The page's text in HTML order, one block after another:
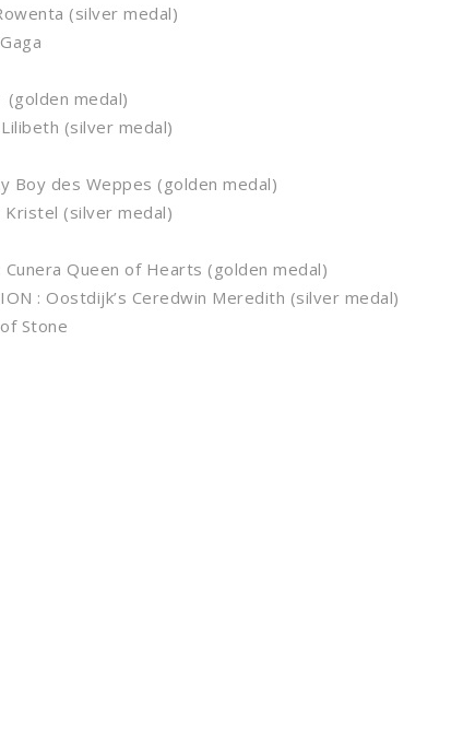
(silver medal)
(golden medal)
(silver medal)
Boy des Weppes (golden medal)
: Kristel (silver medal)
Cunera Queen of Hearts (golden medal)
: Oostdijk’s Ceredwin Meredith (silver medal)
Stone